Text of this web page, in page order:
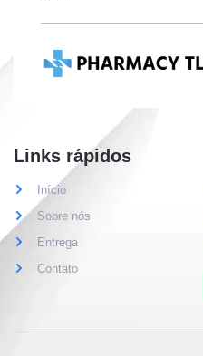
Links rápidos
Início
Sobre nós
Entrega
Contato